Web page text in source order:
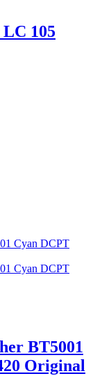
105
BT5001
Original